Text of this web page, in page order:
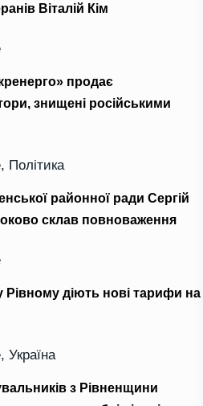
Віталій Кім
продає
знищені російськими
, Політика
районної ради Сергій
склав повноваження
Рівному діють нові тарифи на
, Україна
з Рівненщини